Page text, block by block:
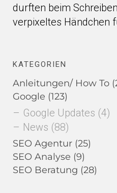
durften beim
verpixeltes Händchen
KATEGORIEN
Anleitungen/ How To
Google (123)
Google Updates (4)
News (88)
SEO Agentur (25)
SEO Analyse (9)
SEO Beratung (28)